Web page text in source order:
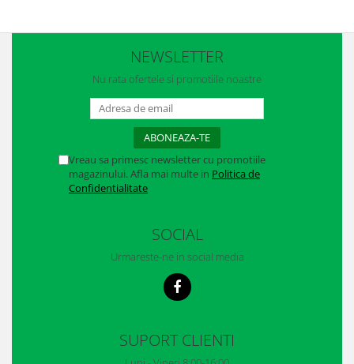
Protectie auditiva
Protectie Respiratorie
NEWSLETTER
Nu rata ofertele si promotiile noastre
Vreau sa primesc newsletter cu promotiile
magazinului. Afla mai multe in Politica de
Confidentialitate
SOCIAL
Urmareste-ne in social media
SUPORT CLIENTI